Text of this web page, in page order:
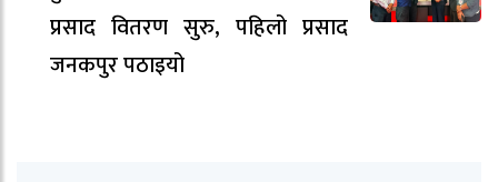
प्रसाद वितरण सुरु, पहिलो प्रसाद
जनकपुर पठाइयो